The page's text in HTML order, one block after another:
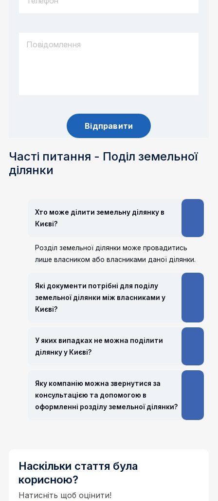
Часті питання - Поділ земельної
ділянки
Хто може ділити земельну ділянку в
Києві?
Розділ земельної ділянки може провадитись
лише власником або власниками даної ділянки.
Які документи потрібні для поділу
земельної ділянки між власниками у
Києві?
У яких випадках не можна поділити
ділянку у Києві?
Яку компанію можна звернутися за
консультацією та допомогою в
оформленні розділу земельної ділянки?
Наскільки стаття була
корисною?
Натисніть щоб оцінити!